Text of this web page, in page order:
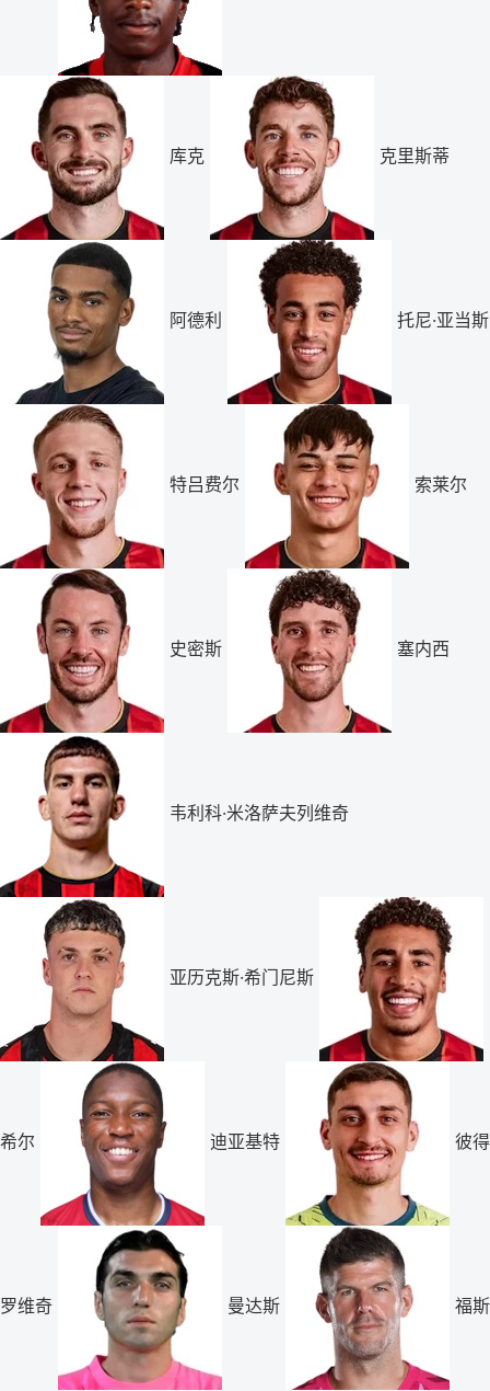
库克 克里斯蒂
阿德利 托尼·亚当斯
特吕费尔 索莱尔
史密斯 塞内西
韦利科·米洛萨夫列维奇
亚历克斯·希门尼斯
希尔 迪亚基特 彼得
罗维奇 曼达斯 福斯